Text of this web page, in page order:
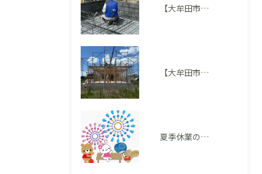
【大牟田市M様邸】配筋検査に適合しました。完成後には見えない部分も大切にしています
【大牟田市 T様邸】上棟を迎えました！いよいよ住まいの形が見えてきました
夏季休業のお知らせ